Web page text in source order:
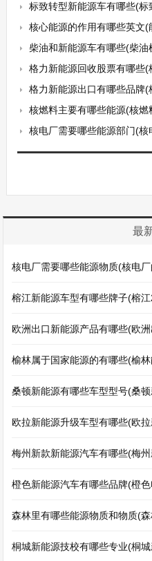
标致转型新能源车有哪些(标
核心能源的作用有哪些英文(
柴油和新能源车有哪些(柴油
格力新能源回收股票有哪些
格力新能源出口有哪些品牌
核燃料主要有哪些能源(核燃
核电厂需要哪些能源部门(
最
核电厂需要哪些能源物质(核电
榕江新能源车型有哪些牌子(榕
欧洲出口新能源产品有哪些(欧
榆林属于国家能源的有哪些(榆
桑顿新能源有哪些车型型号(桑
欧拉新能源升级车型有哪些(欧
梅州新款新能源汽车有哪些(梅
橙色新能源汽车有哪些品牌(橙
森林里有哪些能源物质和物质(
桐城新能源技校有哪些专业(桐